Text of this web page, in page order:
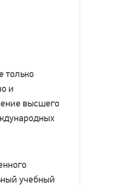
только
и
высшего
учебный